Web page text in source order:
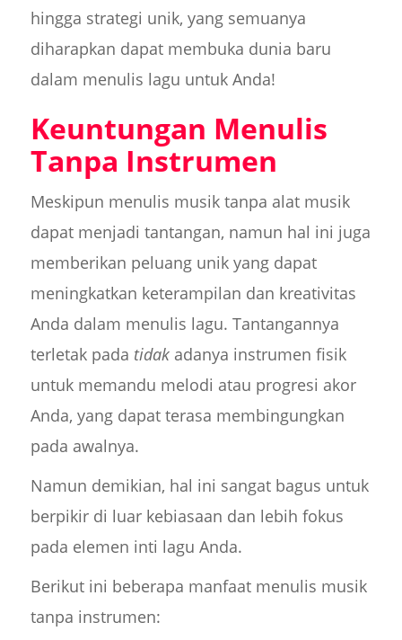
hingga strategi unik, yang semuanya
diharapkan dapat membuka dunia baru
dalam menulis lagu untuk Anda!
Keuntungan Menulis
Tanpa Instrumen
Meskipun menulis musik tanpa alat musik
dapat menjadi tantangan, namun hal ini juga
memberikan peluang unik yang dapat
meningkatkan keterampilan dan kreativitas
Anda dalam menulis lagu. Tantangannya
terletak pada tidakadanya instrumen fisik
untuk memandu melodi atau progresi akor
Anda, yang dapat terasa membingungkan
pada awalnya.
Namun demikian, hal ini sangat bagus untuk
berpikir di luar kebiasaan dan lebih fokus
pada elemen inti lagu Anda.
Berikut ini beberapa manfaat menulis musik
tanpa instrumen: